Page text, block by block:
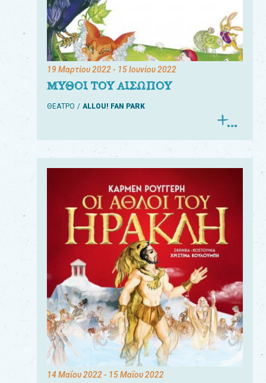
19 Μαρτίου 2022- 15 Ιουνίου 2022
ΜΥΘΟΙ ΤΟΥ ΑΙΣΩΠΟΥ
ΘΕΑΤΡΟ ALLOU! FAN PARK
14 Μαΐου 2022- 15 Μαΐου 2022